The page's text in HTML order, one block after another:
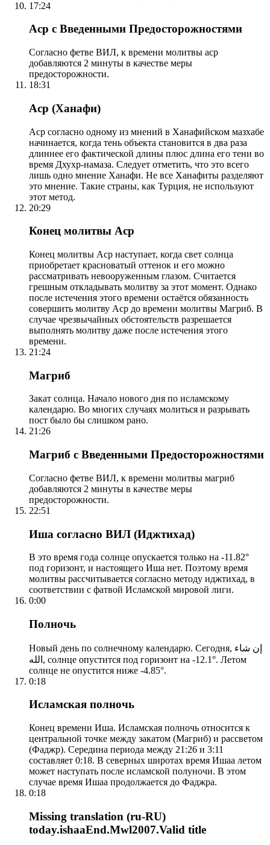
17:24
Аср с Введенными Предосторожностями
Согласно фетве ВИЛ, к времени молитвы аср
добавляются 2 минуты в качестве меры
предосторожности.
18:31
Аср (Ханафи)
Аср согласно одному из мнений в Ханафийском мазхабе
начинается, когда тень объекта становится в два раза
длиннее его фактической длины плюс длина его тени во
время Дхухр-намаза. Следует отметить, что это всего
лишь одно мнение Ханафи. Не все Ханафиты разделяют
это мнение. Такие страны, как Турция, не используют
этот метод.
20:29
Конец молитвы Аср
Конец молитвы Аср наступает, когда свет солнца
приобретает красноватый оттенок и его можно
рассматривать невооруженным глазом. Считается
грешным откладывать молитву за этот момент. Однако
после истечения этого времени остаётся обязанность
совершить молитву Аср до времени молитвы Магриб. В
случае чрезвычайных обстоятельств разрешается
выполнять молитву даже после истечения этого
времени.
21:24
Магриб
Закат солнца. Начало нового дня по исламскому
календарю. Во многих случаях молиться и разрывать
пост было бы слишком рано.
21:26
Магриб с Введенными Предосторожностями
Согласно фетве ВИЛ, к времени молитвы магриб
добавляются 2 минуты в качестве меры
предосторожности.
22:51
Иша согласно ВИЛ (Иджтихад)
В это время года солнце опускается только на -11.82°
под горизонт, и настоящего Иша нет. Поэтому время
молитвы рассчитывается согласно методу иджтихад, в
соответствии с фатвой Исламской мировой лиги.
0:00
Полночь
Новый день по солнечному календарю. Сегодня, إن شاء
الله, солнце опустится под горизонт на -12.1°. Летом
солнце не опустится ниже -4.85°.
0:18
Исламская полночь
Конец времени Иша. Исламская полночь относится к
центральной точке между закатом (Магриб) и рассветом
(Фаджр). Середина периода между 21:26 и 3:11
составляет 0:18. В северных широтах время Ишаа летом
может наступать после исламской полуночи. В этом
случае время Ишаа продолжается до Фаджра.
0:18
Missing translation (ru-RU)
today.ishaaEnd.Mwl2007.Valid title